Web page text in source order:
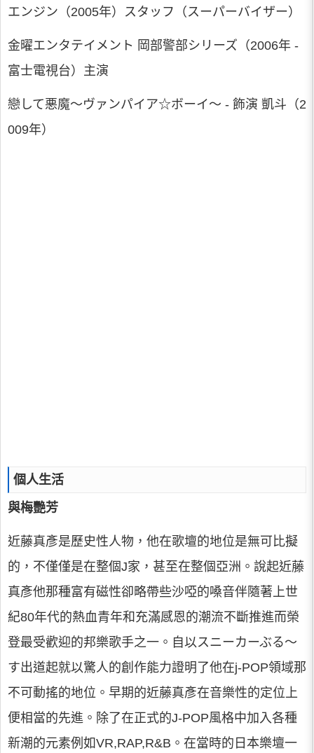
エンジン（2005年）スタッフ（スーパーバイザー）
金曜エンタテイメント 岡部警部シリーズ（2006年 -
富士電視台）主演
戀して悪魔～ヴァンパイア☆ボーイ～ - 飾演 凱斗（2
009年）
個人生活
與梅艷芳
近藤真彥是歷史性人物，他在歌壇的地位是無可比擬
的，不僅僅是在整個J家，甚至在整個亞洲。說起近藤
真彥他那種富有磁性卻略帶些沙啞的嗓音伴隨著上世
紀80年代的熱血青年和充滿感恩的潮流不斷推進而榮
登最受歡迎的邦樂歌手之一。自以スニーカーぶる～
す出道起就以驚人的創作能力證明了他在j-POP領域那
不可動搖的地位。早期的近藤真彥在音樂性的定位上
便相當的先進。除了在正式的J-POP風格中加入各種
新潮的元素例如VR,RAP,R&B。在當時的日本樂壇一